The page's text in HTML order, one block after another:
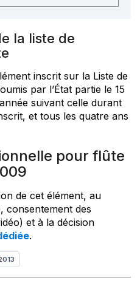
la liste de
inscrit sur la Liste de
par l’État partie le 15
suivant celle durant
et tous les quatre ans
pour flûte
de cet élément, au
consentement des
et à la décision
.